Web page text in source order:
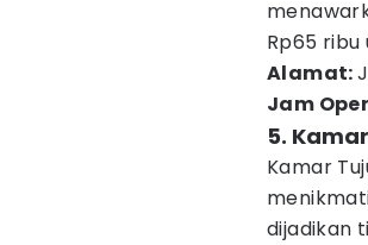
Rp65
Alamat:
Jam
5.
Kamar
dijadikan